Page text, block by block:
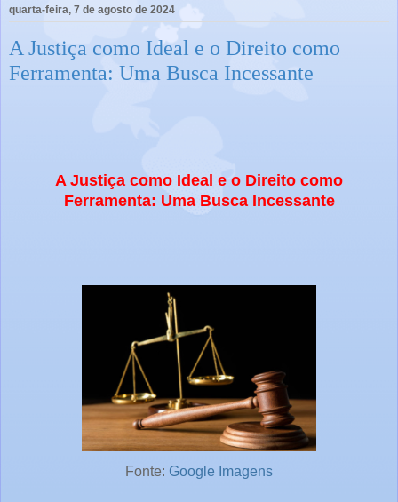
quarta-feira, 7 de agosto de 2024
A Justiça como Ideal e o Direito como
Ferramenta: Uma Busca Incessante
A Justiça como Ideal e o Direito como
Ferramenta: Uma Busca Incessante
Fonte: Google Imagens